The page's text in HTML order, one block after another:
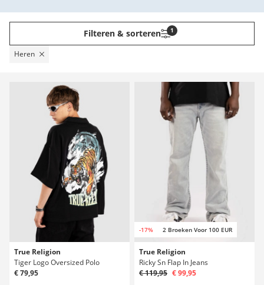
Filteren & sorteren 1
Heren
True Religion
Tiger Logo Oversized Polo
€ 79,95
-17% 2 Broeken Voor 100 EUR
True Religion
Ricky Sn Flap In Jeans
€ 119,95 € 99,95